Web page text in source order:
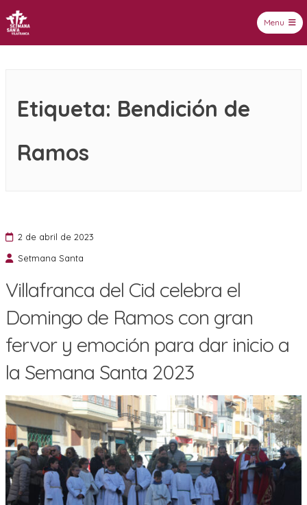
Setmana Santa Vilafranca
Menu
Etiqueta: Bendición de
Ramos
2 de abril de 2023
Setmana Santa
Villafranca del Cid celebra el
Domingo de Ramos con gran
fervor y emoción para dar inicio a
la Semana Santa 2023